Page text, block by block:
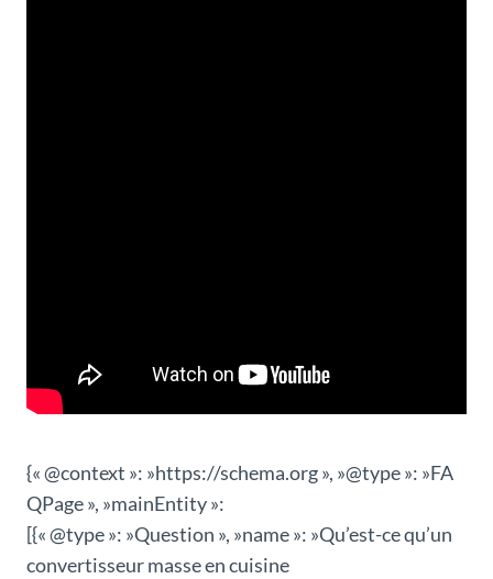
{« @context »: »https://schema.org », »@type »: »FA
QPage », »mainEntity »:
[{« @type »: »Question », »name »: »Qu’est-ce qu’un
convertisseur masse en cuisine